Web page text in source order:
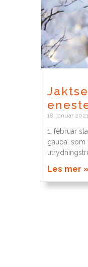
18. januar 2021
1. februar
gaupa, som
Les mer »